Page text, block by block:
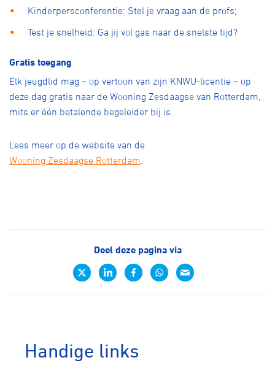
Kinderpersconferentie: Stel je vraag aan de profs;
Test je snelheid: Ga jij vol gas naar de snelste tijd?
Gratis toegang
Elk jeugdlid mag – op vertoon van zijn KNWU-licentie – op
deze dag gratis naar de Wooning Zesdaagse van Rotterdam,
mits er één betalende begeleider bij is.
Lees meer op de website van de
Wooning Zesdaagse Rotterdam
Deel deze pagina via
Handige links